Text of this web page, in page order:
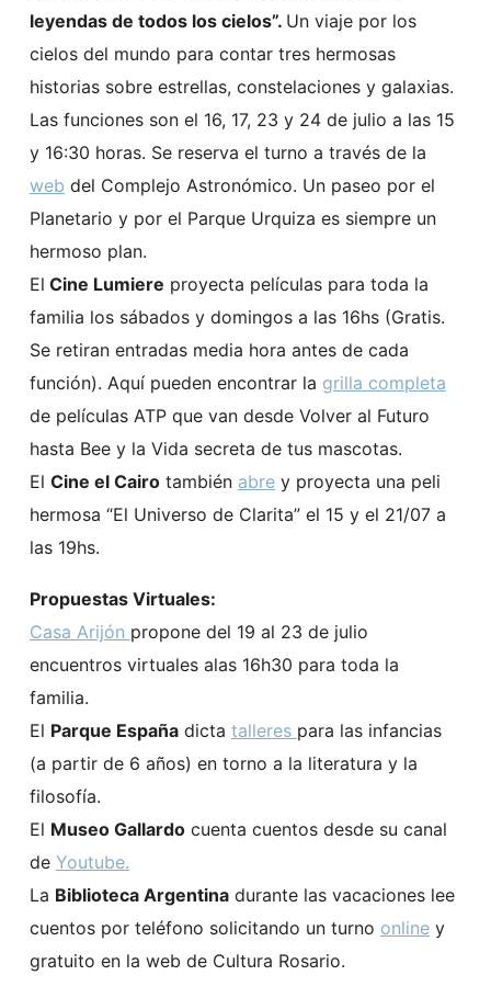
leyendas de todos los cielos”. Un viaje por los
cielos del mundo para contar tres hermosas
historias sobre estrellas, constelaciones y galaxias.
Las funciones son el 16, 17, 23 y 24 de julio a las 15
y 16:30 horas. Se reserva el turno a través de la
web del Complejo Astronómico. Un paseo por el
Planetario y por el Parque Urquiza es siempre un
hermoso plan.
El Cine Lumiere proyecta películas para toda la
familia los sábados y domingos a las 16hs (Gratis.
Se retiran entradas media hora antes de cada
función). Aquí pueden encontrar la grilla completa
de películas ATP que van desde Volver al Futuro
hasta Bee y la Vida secreta de tus mascotas.
El Cine el Cairotambién abrey proyecta una peli
hermosa “El Universo de Clarita” el 15 y el 21/07 a
las 19hs.
Propuestas Virtuales:
Casa Arijón propone del 19 al 23 de julio
encuentros virtuales alas 16h30 para toda la
familia.
El Parque Españadicta talleres para las infancias
(a partir de 6 años) en torno a la literatura y la
filosofía.
El Museo Gallardocuenta cuentos desde su canal
de Youtube.
La Biblioteca Argentinadurante las vacaciones lee
cuentos por teléfono solicitando un turno onliney
gratuito en la web de Cultura Rosario.